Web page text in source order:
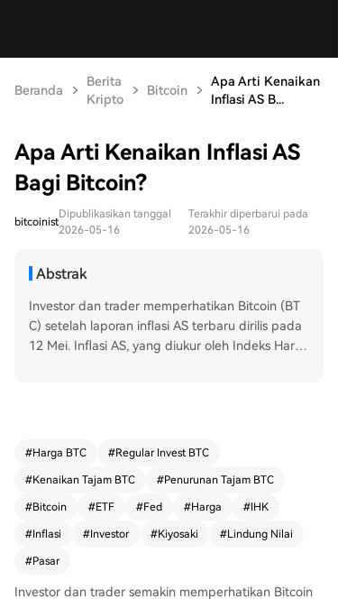
Beranda
Berita
Kripto
Bitcoin
Apa Arti Kenaikan
Inflasi AS B...
Apa Arti Kenaikan Inflasi AS
Bagi Bitcoin?
bitcoinist
Dipublikasikan tanggal
2026-05-16
Terakhir diperbarui pada
2026-05-16
Abstrak
Investor dan trader memperhatikan Bitcoin (BT
C) setelah laporan inflasi AS terbaru dirilis pada
12 Mei. Inflasi AS, yang diukur oleh Indeks Harg
Federal Reserve mempertahankan suku bunga t
seperti Bitcoin. Meskipun ada arus keluar dari ET
F Bitcoin spot AS senilai lebih dari $233 juta dan
tabil, hanya turun sekitar 1-1,5% ke kisaran $80.
500-$81.000. Hal ini menunjukkan beberapa inv
estor masih melihat Bitcoin sebagai lindung nilai
#Harga BTC #Regular Invest BTC
#Kenaikan Tajam BTC #Penurunan Tajam BTC
#Bitcoin #ETF #Fed #Harga #IHK
#Inflasi #Investor #Kiyosaki #Lindung Nilai
#Pasar
Investor dan trader semakin memperhatikan Bitcoin